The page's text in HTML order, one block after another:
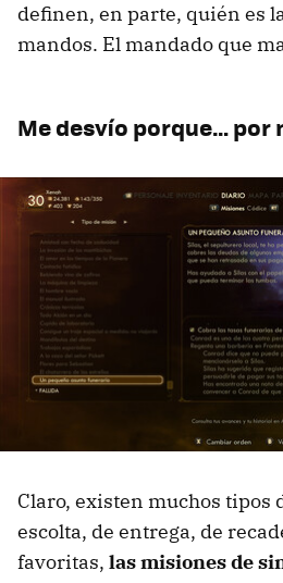
definen, en parte, quién es
mandos. El mandado que
Me desvío porque… por
Claro, existen muchos tipos
escolta, de entrega, de
favoritas, las misiones de